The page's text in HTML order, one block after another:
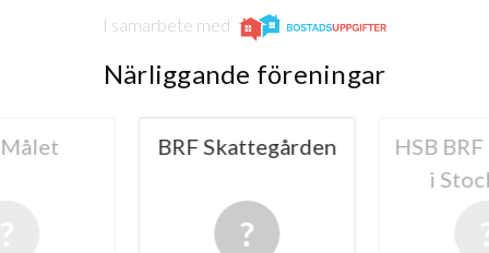
I samarbete med
Närliggande föreningar
BRF Skattegården
HSB
i